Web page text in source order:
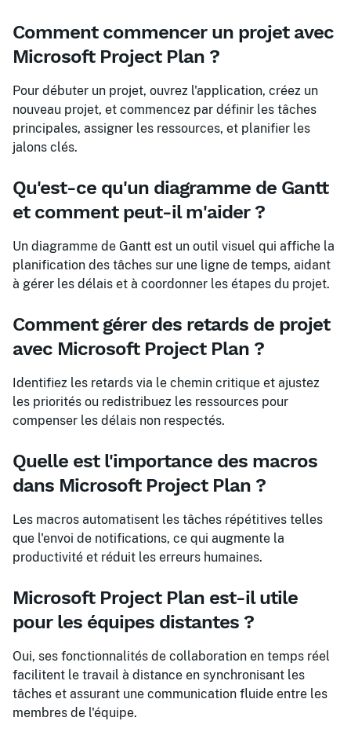
Comment commencer un projet avec
Microsoft Project Plan ?
Pour débuter un projet, ouvrez l'application, créez un
nouveau projet, et commencez par définir les tâches
principales, assigner les ressources, et planifier les
jalons clés.
Qu'est-ce qu'un diagramme de Gantt
et comment peut-il m'aider ?
Un diagramme de Gantt est un outil visuel qui affiche la
planification des tâches sur une ligne de temps, aidant
à gérer les délais et à coordonner les étapes du projet.
Comment gérer des retards de projet
avec Microsoft Project Plan ?
Identifiez les retards via le chemin critique et ajustez
les priorités ou redistribuez les ressources pour
compenser les délais non respectés.
Quelle est l'importance des macros
dans Microsoft Project Plan ?
Les macros automatisent les tâches répétitives telles
que l'envoi de notifications, ce qui augmente la
productivité et réduit les erreurs humaines.
Microsoft Project Plan est-il utile
pour les équipes distantes ?
Oui, ses fonctionnalités de collaboration en temps réel
facilitent le travail à distance en synchronisant les
tâches et assurant une communication fluide entre les
membres de l'équipe.